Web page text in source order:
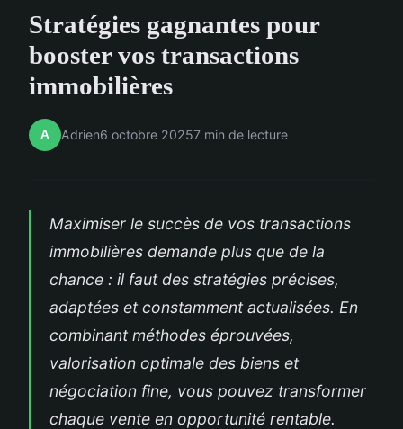
Stratégies gagnantes pour
booster vos transactions
immobilières
A Adrien6 octobre 20257 min de lecture
Maximiser le succès de vos transactions
immobilières demande plus que de la
chance : il faut des stratégies précises,
adaptées et constamment actualisées. En
combinant méthodes éprouvées,
valorisation optimale des biens et
négociation fine, vous pouvez transformer
chaque vente en opportunité rentable.